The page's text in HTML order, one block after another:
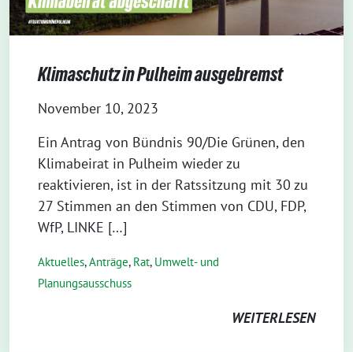
Klimaschutz in Pulheim ausgebremst
November 10, 2023
Ein Antrag von Bündnis 90/Die Grünen, den
Klimabeirat in Pulheim wieder zu
reaktivieren, ist in der Ratssitzung mit 30 zu
27 Stimmen an den Stimmen von CDU, FDP,
WfP, LINKE […]
Aktuelles,Anträge, Rat, Umwelt- und
Planungsausschuss
WEITERLESEN